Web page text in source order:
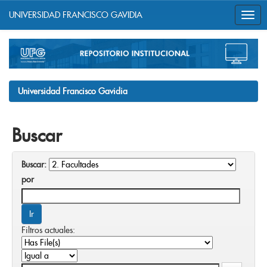
navigation
UNIVERSIDAD FRANCISCO GAVIDIA
Universidad Francisco Gavidia
Buscar
Buscar:
por
Filtros actuales: